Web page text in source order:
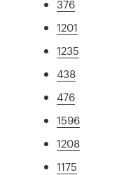
376
1201
1235
438
476
1596
1208
1175